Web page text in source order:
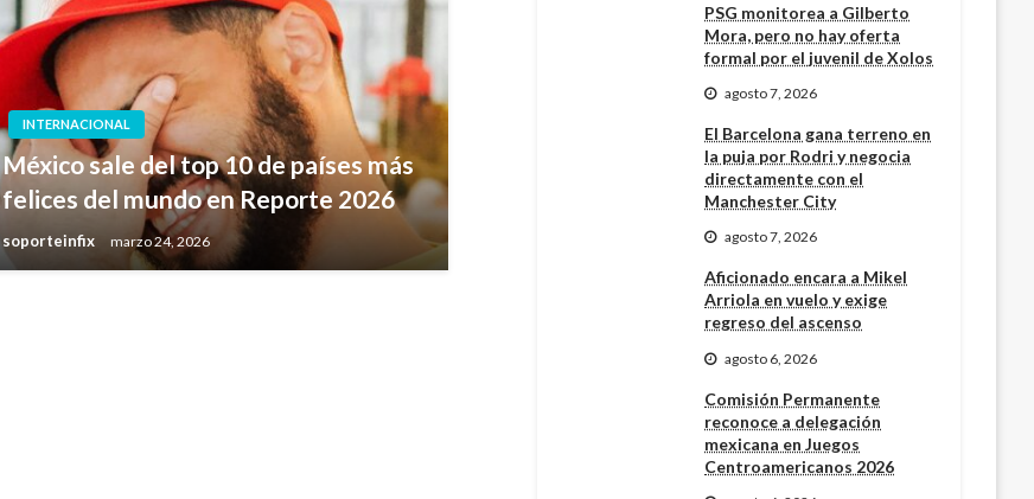
INTERNACIONAL
México sale del top 10 de países más
felices del mundo en Reporte 2026
soporteinfix marzo 24, 2026
PSG monitorea a Gilberto
Mora, pero no hay oferta
formal por el juvenil de Xolos
agosto 7, 2026
El Barcelona gana terreno en
la puja por Rodri y negocia
directamente con el
Manchester City
agosto 7, 2026
Aficionado encara a Mikel
Arriola en vuelo y exige
regreso del ascenso
agosto 6, 2026
Comisión Permanente
reconoce a delegación
mexicana en Juegos
Centroamericanos 2026